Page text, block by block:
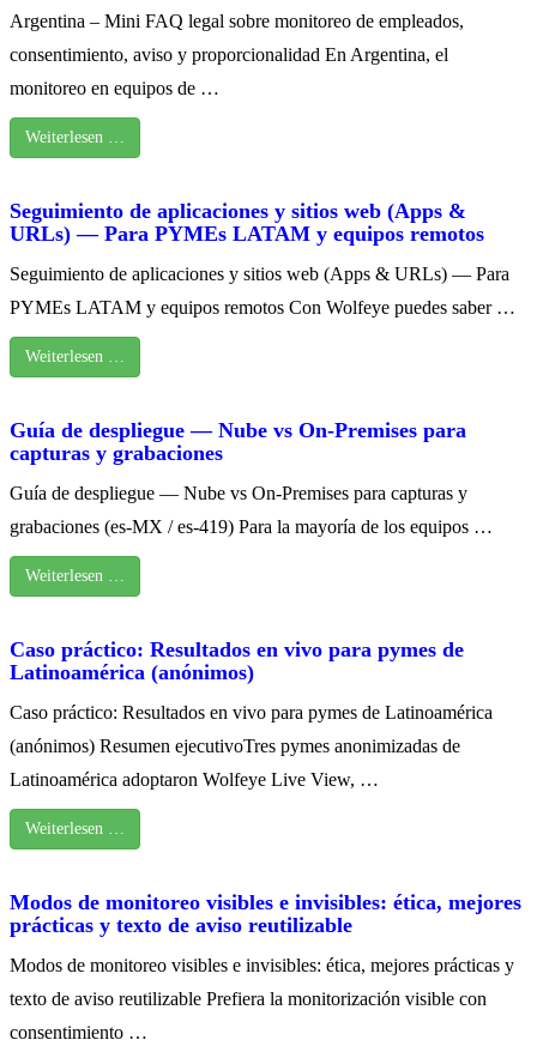
Argentina – Mini FAQ legal sobre monitoreo de empleados,
consentimiento, aviso y proporcionalidad En Argentina, el
monitoreo en equipos de …
Weiterlesen …
Seguimiento de aplicaciones y sitios web (Apps &
URLs) — Para PYMEs LATAM y equipos remotos
Seguimiento de aplicaciones y sitios web (Apps & URLs) — Para
PYMEs LATAM y equipos remotos Con Wolfeye puedes saber …
Weiterlesen …
Guía de despliegue — Nube vs On‑Premises para
capturas y grabaciones
Guía de despliegue — Nube vs On‑Premises para capturas y
grabaciones (es‑MX / es‑419) Para la mayoría de los equipos …
Weiterlesen …
Caso práctico: Resultados en vivo para pymes de
Latinoamérica (anónimos)
Caso práctico: Resultados en vivo para pymes de Latinoamérica
(anónimos) Resumen ejecutivoTres pymes anonimizadas de
Latinoamérica adoptaron Wolfeye Live View, …
Weiterlesen …
Modos de monitoreo visibles e invisibles: ética, mejores
prácticas y texto de aviso reutilizable
Modos de monitoreo visibles e invisibles: ética, mejores prácticas y
texto de aviso reutilizable Prefiera la monitorización visible con
consentimiento …